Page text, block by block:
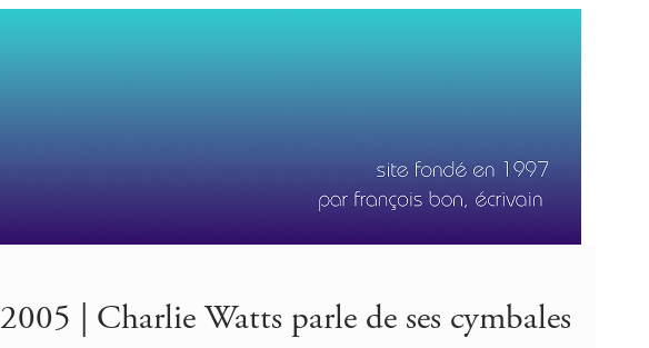
2005 | Charlie Watts parle de ses cymbales